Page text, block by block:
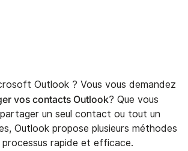
Outlook ? Vous vous demandez
vos contacts Outlook? Que vous
un seul contact ou tout un
Outlook propose plusieurs méthodes
rapide et efficace.